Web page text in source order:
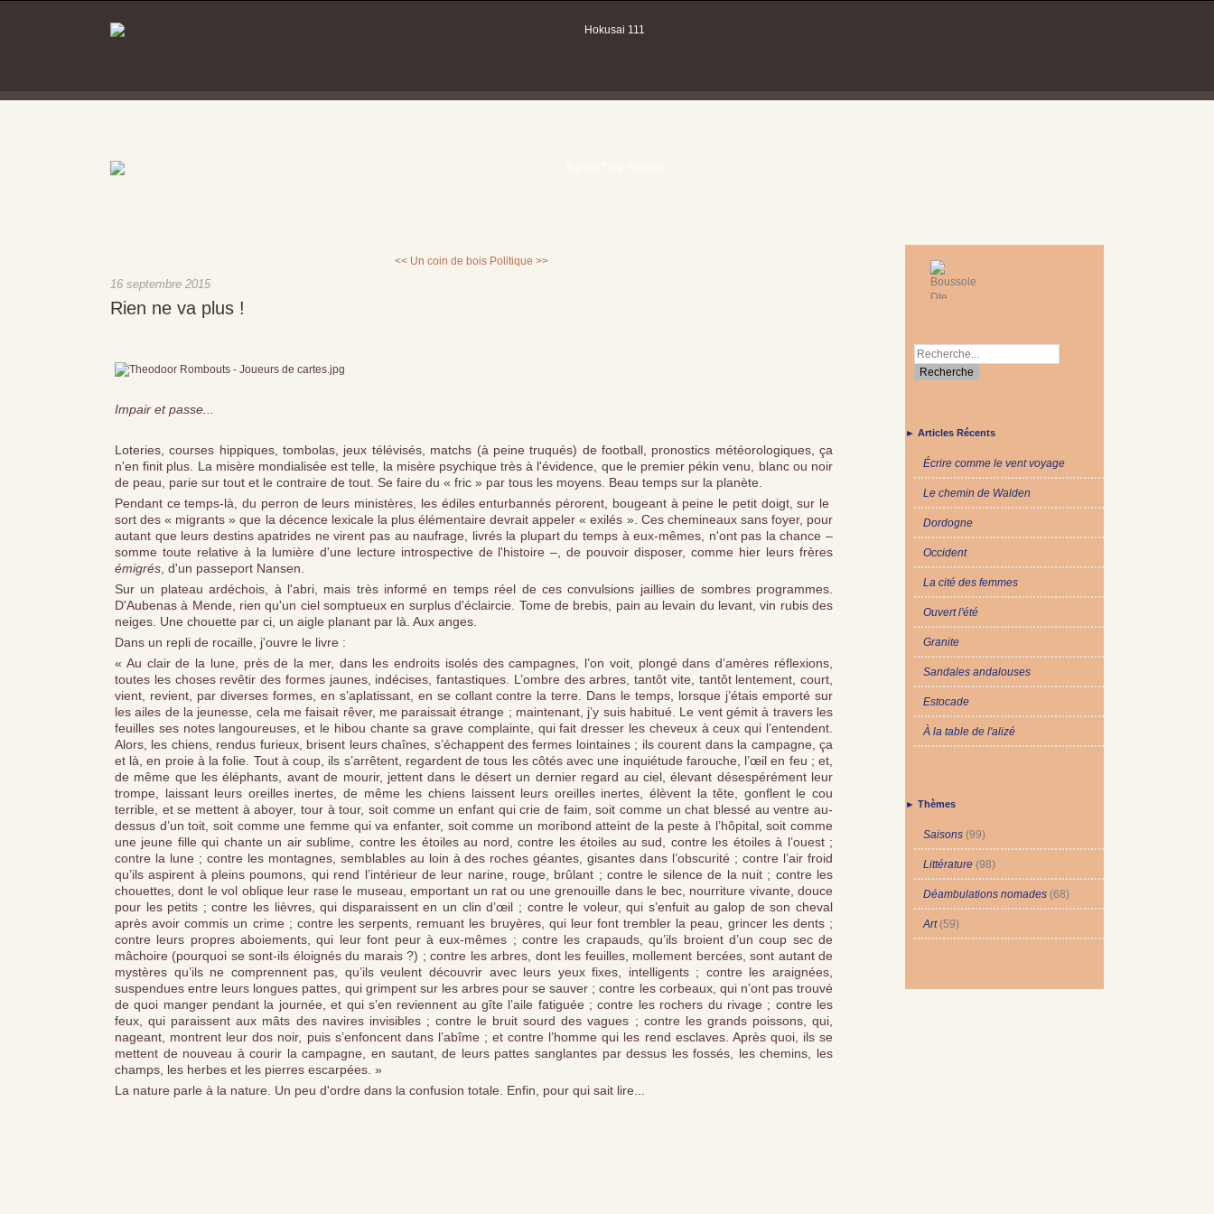
<< Un coin de bois Politique >>
16 septembre 2015
Rien ne va plus !
Impair et passe...
Loteries, courses hippiques, tombolas, jeux télévisés, matchs (à peine truqués) de football, pronostics météorologiques, ça
n'en finit plus. La misère mondialisée est telle, la misère psychique très à l'évidence, que le premier pékin venu, blanc ou noir
de peau, parie sur tout et le contraire de tout. Se faire du « fric » par tous les moyens. Beau temps sur la planète.
Pendant ce temps-là, du perron de leurs ministères, les édiles enturbannés pérorent, bougeant à peine le petit doigt, sur le
sort des « migrants » que la décence lexicale la plus élémentaire devrait appeler « exilés ». Ces chemineaux sans foyer, pour
autant que leurs destins apatrides ne virent pas au naufrage, livrés la plupart du temps à eux-mêmes, n'ont pas la chance –
somme toute relative à la lumière d'une lecture introspective de l'histoire –, de pouvoir disposer, comme hier leurs frères
émigrés, d'un passeport Nansen.
Sur un plateau ardéchois, à l'abri, mais très informé en temps réel de ces convulsions jaillies de sombres programmes.
D'Aubenas à Mende, rien qu'un ciel somptueux en surplus d'éclaircie. Tome de brebis, pain au levain du levant, vin rubis des
neiges. Une chouette par ci, un aigle planant par là. Aux anges.
Dans un repli de rocaille, j'ouvre le livre :
« Au clair de la lune, près de la mer, dans les endroits isolés des campagnes, l’on voit, plongé dans d’amères réflexions,
toutes les choses revêtir des formes jaunes, indécises, fantastiques. L’ombre des arbres, tantôt vite, tantôt lentement, court,
vient, revient, par diverses formes, en s’aplatissant, en se collant contre la terre. Dans le temps, lorsque j’étais emporté sur
les ailes de la jeunesse, cela me faisait rêver, me paraissait étrange ; maintenant, j’y suis habitué. Le vent gémit à travers les
feuilles ses notes langoureuses, et le hibou chante sa grave complainte, qui fait dresser les cheveux à ceux qui l’entendent.
Alors, les chiens, rendus furieux, brisent leurs chaînes, s’échappent des fermes lointaines ; ils courent dans la campagne, ça
et là, en proie à la folie. Tout à coup, ils s’arrêtent, regardent de tous les côtés avec une inquiétude farouche, l’œil en feu ; et,
de même que les éléphants, avant de mourir, jettent dans le désert un dernier regard au ciel, élevant désespérément leur
trompe, laissant leurs oreilles inertes, de même les chiens laissent leurs oreilles inertes, élèvent la tête, gonflent le cou
terrible, et se mettent à aboyer, tour à tour, soit comme un enfant qui crie de faim, soit comme un chat blessé au ventre au-
dessus d’un toit, soit comme une femme qui va enfanter, soit comme un moribond atteint de la peste à l’hôpital, soit comme
une jeune fille qui chante un air sublime, contre les étoiles au nord, contre les étoiles au sud, contre les étoiles à l’ouest ;
contre la lune ; contre les montagnes, semblables au loin à des roches géantes, gisantes dans l’obscurité ; contre l’air froid
qu’ils aspirent à pleins poumons, qui rend l’intérieur de leur narine, rouge, brûlant ; contre le silence de la nuit ; contre les
chouettes, dont le vol oblique leur rase le museau, emportant un rat ou une grenouille dans le bec, nourriture vivante, douce
pour les petits ; contre les lièvres, qui disparaissent en un clin d’œil ; contre le voleur, qui s’enfuit au galop de son cheval
après avoir commis un crime ; contre les serpents, remuant les bruyères, qui leur font trembler la peau, grincer les dents ;
contre leurs propres aboiements, qui leur font peur à eux-mêmes ; contre les crapauds, qu’ils broient d’un coup sec de
mâchoire (pourquoi se sont-ils éloignés du marais ?) ; contre les arbres, dont les feuilles, mollement bercées, sont autant de
mystères qu’ils ne comprennent pas, qu’ils veulent découvrir avec leurs yeux fixes, intelligents ; contre les araignées,
suspendues entre leurs longues pattes, qui grimpent sur les arbres pour se sauver ; contre les corbeaux, qui n’ont pas trouvé
de quoi manger pendant la journée, et qui s’en reviennent au gîte l’aile fatiguée ; contre les rochers du rivage ; contre les
feux, qui paraissent aux mâts des navires invisibles ; contre le bruit sourd des vagues ; contre les grands poissons, qui,
nageant, montrent leur dos noir, puis s’enfoncent dans l’abîme ; et contre l’homme qui les rend esclaves. Après quoi, ils se
mettent de nouveau à courir la campagne, en sautant, de leurs pattes sanglantes par dessus les fossés, les chemins, les
champs, les herbes et les pierres escarpées. »
La nature parle à la nature. Un peu d'ordre dans la confusion totale. Enfin, pour qui sait lire...
► Articles Récents
Écrire comme le vent voyage
Le chemin de Walden
Dordogne
Occident
La cité des femmes
Ouvert l'été
Granite
Sandales andalouses
Estocade
À la table de l'alizé
► Thèmes
Saisons (99)
Littérature (98)
Déambulations nomades (68)
Art(59)